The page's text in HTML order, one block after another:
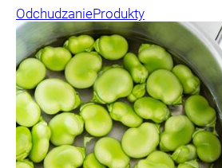
OdchudzanieProdukty